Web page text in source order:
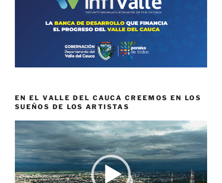
EN EL VALLE DEL CAUCA CREEMOS EN LOS
SUEÑOS DE LOS ARTISTAS
Reproductor
de
vídeo